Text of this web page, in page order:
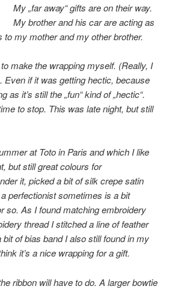
My „far away“ gifts are on their way.
My brother and his car are acting as
my mother and my other brother.
make the wrapping myself. (Really, I
if it was getting hectic, because
it’s still the „fun“ kind of „hectic“.
to stop. This was late night, but still
at Toto in Paris and which I like
but still great colours for
it, picked a bit of silk crepe satin
perfectionist sometimes is a bit
As I found matching embroidery
thread I stitched a line of feather
of bias band I also still found in my
it’s a nice wrapping for a gift.
ribbon will have to do. A larger bowtie